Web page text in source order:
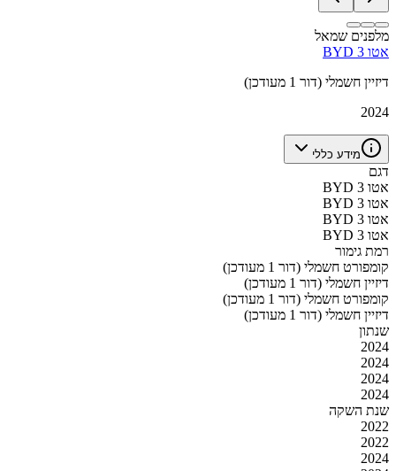
מלפנים שמאל
BYD אטו 3
דיזיין חשמלי (דור 1 מעודכן)
2024
מידע כללי
דגם
BYD אטו 3
BYD אטו 3
BYD אטו 3
BYD אטו 3
רמת גימור
קומפורט חשמלי (דור 1 מעודכן)
דיזיין חשמלי (דור 1 מעודכן)
קומפורט חשמלי (דור 1 מעודכן)
דיזיין חשמלי (דור 1 מעודכן)
שנתון
2024
2024
2024
2024
שנת השקה
2022
2022
2024